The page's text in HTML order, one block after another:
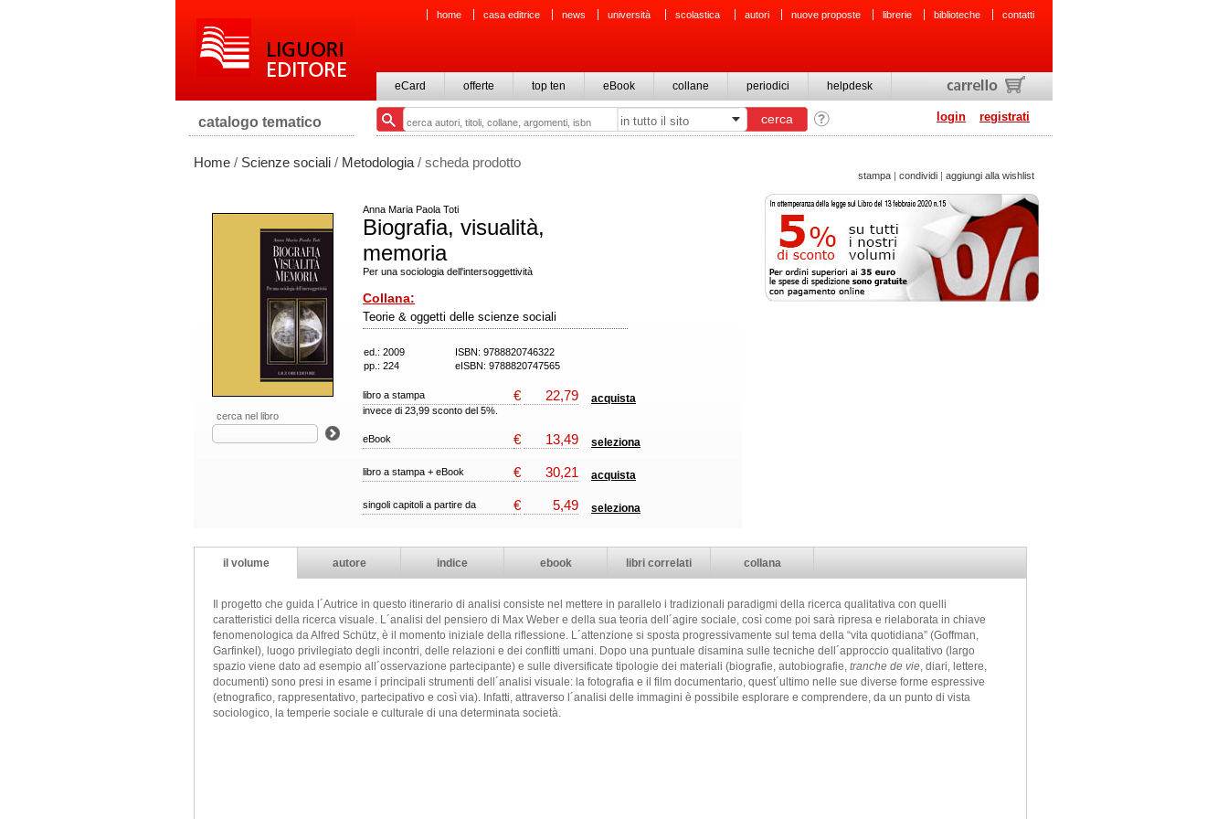
home casa editrice news università scolastica autori nuove proposte librerie biblioteche contatti
eCard offerte top ten eBook collane periodici helpdesk
login registrati
catalogo tematico
Home / Scienze sociali / Metodologia / scheda prodotto
stampa | condividi | aggiungi alla wishlist
cerca nel libro
Anna Maria Paola Toti
Biografia, visualità,
memoria
Per una sociologia dell'intersoggettività
Collana:
Teorie & oggetti delle scienze sociali
ed.: 2009
ISBN: 9788820746322
pp.: 224
eISBN: 9788820747565
libro a stampa € 22,79 acquista
invece di 23,99 sconto del 5%.
eBook € 13,49 seleziona
libro a stampa + eBook € 30,21 acquista
singoli capitoli a partire da € 5,49 seleziona
il volume autore indice ebook libri correlati collana
Il progetto che guida l´Autrice in questo itinerario di analisi consiste nel mettere in parallelo i tradizionali paradigmi della ricerca qualitativa con quelli
caratteristici della ricerca visuale. L´analisi del pensiero di Max Weber e della sua teoria dell´agire sociale, così come poi sarà ripresa e rielaborata in chiave
fenomenologica da Alfred Schütz, è il momento iniziale della riflessione. L´attenzione si sposta progressivamente sul tema della “vita quotidiana” (Goffman,
Garfinkel), luogo privilegiato degli incontri, delle relazioni e dei conflitti umani. Dopo una puntuale disamina sulle tecniche dell´approccio qualitativo (largo
spazio viene dato ad esempio all´osservazione partecipante) e sulle diversificate tipologie dei materiali (biografie, autobiografie, tranche de vie, diari, lettere,
documenti) sono presi in esame i principali strumenti dell´analisi visuale: la fotografia e il film documentario, quest´ultimo nelle sue diverse forme espressive
(etnografico, rappresentativo, partecipativo e così via). Infatti, attraverso l´analisi delle immagini è possibile esplorare e comprendere, da un punto di vista
sociologico, la temperie sociale e culturale di una determinata società.